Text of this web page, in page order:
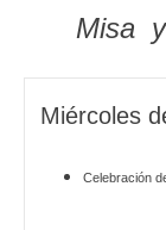
Misa
Miércoles
Celebración